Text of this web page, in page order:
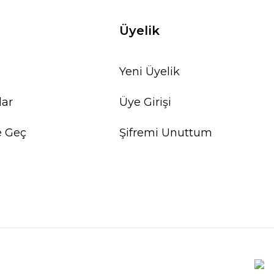
Geç
Üyelik
Yeni Üyelik
Üye Girişi
Şifremi Unuttum